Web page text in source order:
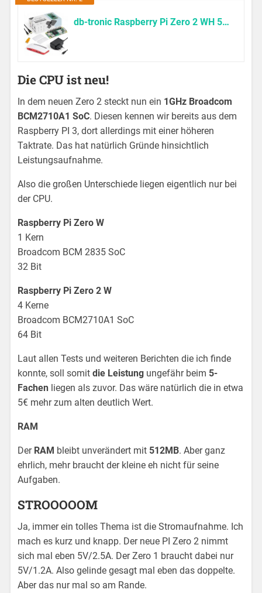
db-tronic Raspberry Pi Zero 2 WH 512MB Starter Set | Netzteil 13W | Gehäuse mit 3 Abdeckungen | Mini HDMI Kabel | Kamera-Kabel | Gummifüße | Ideal für Smart Home, Retro Gaming & DIY Projekte
Die CPU ist neu!
In dem neuen Zero 2 steckt nun ein 1GHz Broadcom
BCM2710A1 SoC. Diesen kennen wir bereits aus dem
Raspberry PI 3, dort allerdings mit einer höheren
Taktrate. Das hat natürlich Gründe hinsichtlich
Leistungsaufnahme.
Also die großen Unterschiede liegen eigentlich nur bei
der CPU.
Raspberry Pi Zero W
1 Kern
Broadcom BCM 2835 SoC
32 Bit
Raspberry Pi Zero 2 W
4 Kerne
Broadcom BCM2710A1 SoC
64 Bit
Laut allen Tests und weiteren Berichten die ich finde
konnte, soll somit die Leistung ungefähr beim 5-
Fachen liegen als zuvor. Das wäre natürlich die in etwa
5€ mehr zum alten deutlich Wert.
RAM
Der RAM bleibt unverändert mit 512MB. Aber ganz
ehrlich, mehr braucht der kleine eh nicht für seine
Aufgaben.
STROOOOOM
Ja, immer ein tolles Thema ist die Stromaufnahme. Ich
mach es kurz und knapp. Der neue PI Zero 2 nimmt
sich mal eben 5V/2.5A. Der Zero 1 braucht dabei nur
5V/1.2A. Also gelinde gesagt mal eben das doppelte.
Aber das nur mal so am Rande.